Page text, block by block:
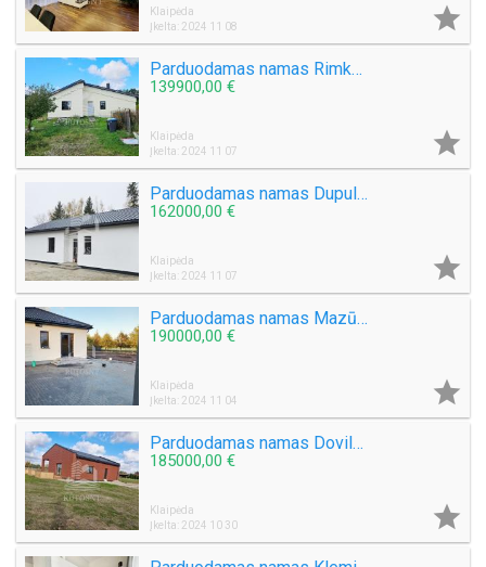
Klaipėda
Įkelta: 2024 11 08

Parduodamas namas Rimkų k.
139900,00 €
Klaipėda
Įkelta: 2024 11 07

Parduodamas namas Dupulčių k.
162000,00 €
Klaipėda
Įkelta: 2024 11 07

Parduodamas namas Mazūriškių k.
190000,00 €
Klaipėda
Įkelta: 2024 11 04

Parduodamas namas Dovilų mstl.
185000,00 €
Klaipėda
Įkelta: 2024 10 30
